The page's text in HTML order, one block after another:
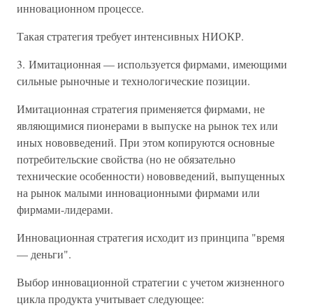
инновационном процессе.
Такая стратегия требует интенсивных НИОКР.
3. Имитационная — используется фирмами, имеющими
сильные рыночные и технологические позиции.
Имитационная стратегия применяется фирмами, не
являющимися пионерами в выпуске на рынок тех или
иных нововведений. При этом копируются основные
потребительские свойства (но не обязательно
технические особенности) нововведений, выпущенных
на рынок малыми инновационными фирмами или
фирмами-лидерами.
Инновационная стратегия исходит из принципа "время
— деньги".
Выбор инновационной стратегии с учетом жизненного
цикла продукта учитывает следующее: